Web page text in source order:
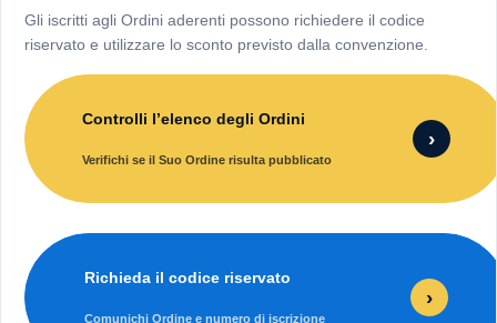
Gli iscritti agli Ordini aderenti possono richiedere il codice
riservato e utilizzare lo sconto previsto dalla convenzione.
Controlli l’elenco degli Ordini
Verifichi se il Suo Ordine risulta pubblicato
›
Richieda il codice riservato
Comunichi Ordine e numero di iscrizione
›